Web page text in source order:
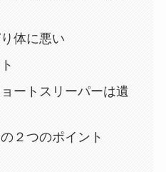
体に悪い
ートスリーパーは遺
２つのポイント